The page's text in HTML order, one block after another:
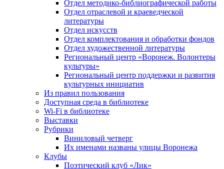
Отдел методико-библиографической работы
Отдел отраслевой и краеведческой
литературы
Отдел искусств
Отдел комплектования и обработки фондов
Отдел художественной литературы
Региональный центр «Воронеж. Волонтеры
культуры»
Региональный центр поддержки и развития
культурных инициатив
Из правил пользования
Доступная среда в библиотеке
Wi-Fi в библиотеке
Выставки
Рубрики
Виниловый четверг
Их именами названы улицы Воронежа
Клубы
Поэтический клуб «Лик»